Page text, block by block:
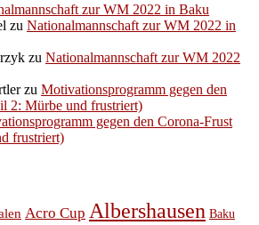
zur WM 2022 in Baku
zu Nationalmannschaft zur WM 2022 in
zu Nationalmannschaft zur WM 2022
zu Motivationsprogramm gegen den
2: Mürbe und frustriert)
gegen den Corona-Frust
frustriert)
Acro Cup Albershausen Baku